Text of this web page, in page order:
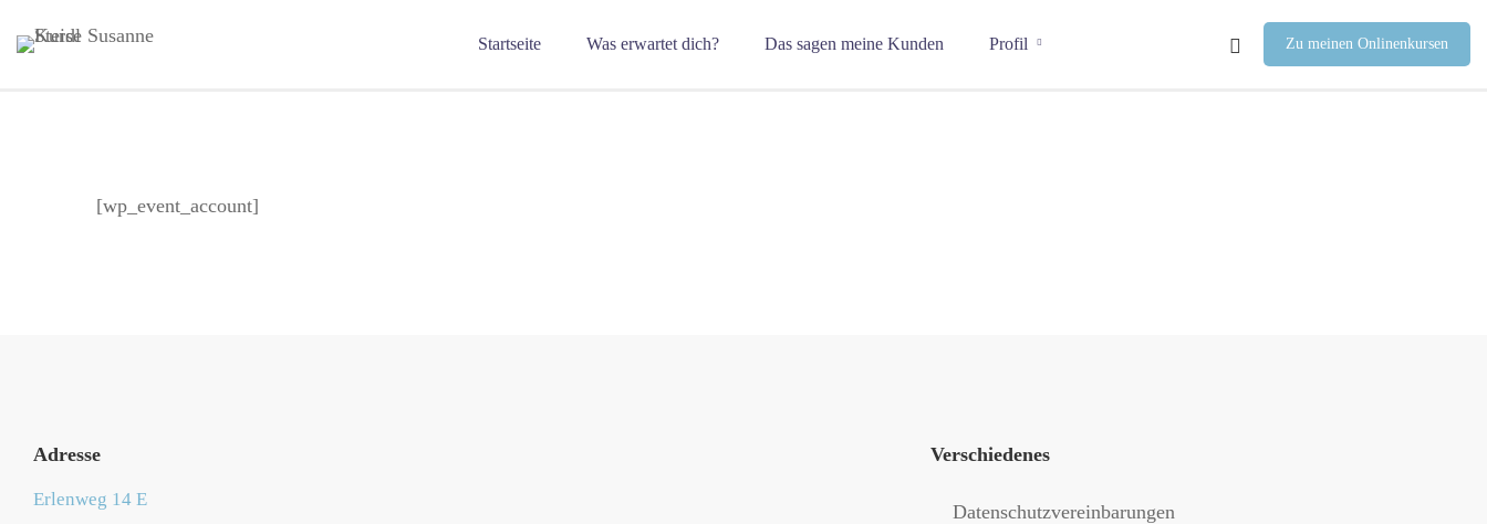
Startseite Was erwartet dich? Das sagen meine Kunden Profil Zu meinen Onlinenkursen
[wp_event_account]
Adresse
Erlenweg 14 E
Verschiedenes
Datenschutzvereinbarungen